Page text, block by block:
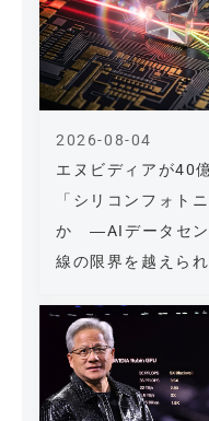
エヌビディアが40
「シリコンフォト
か ―AIデータセン
線の限界を越えら
2026-08-04